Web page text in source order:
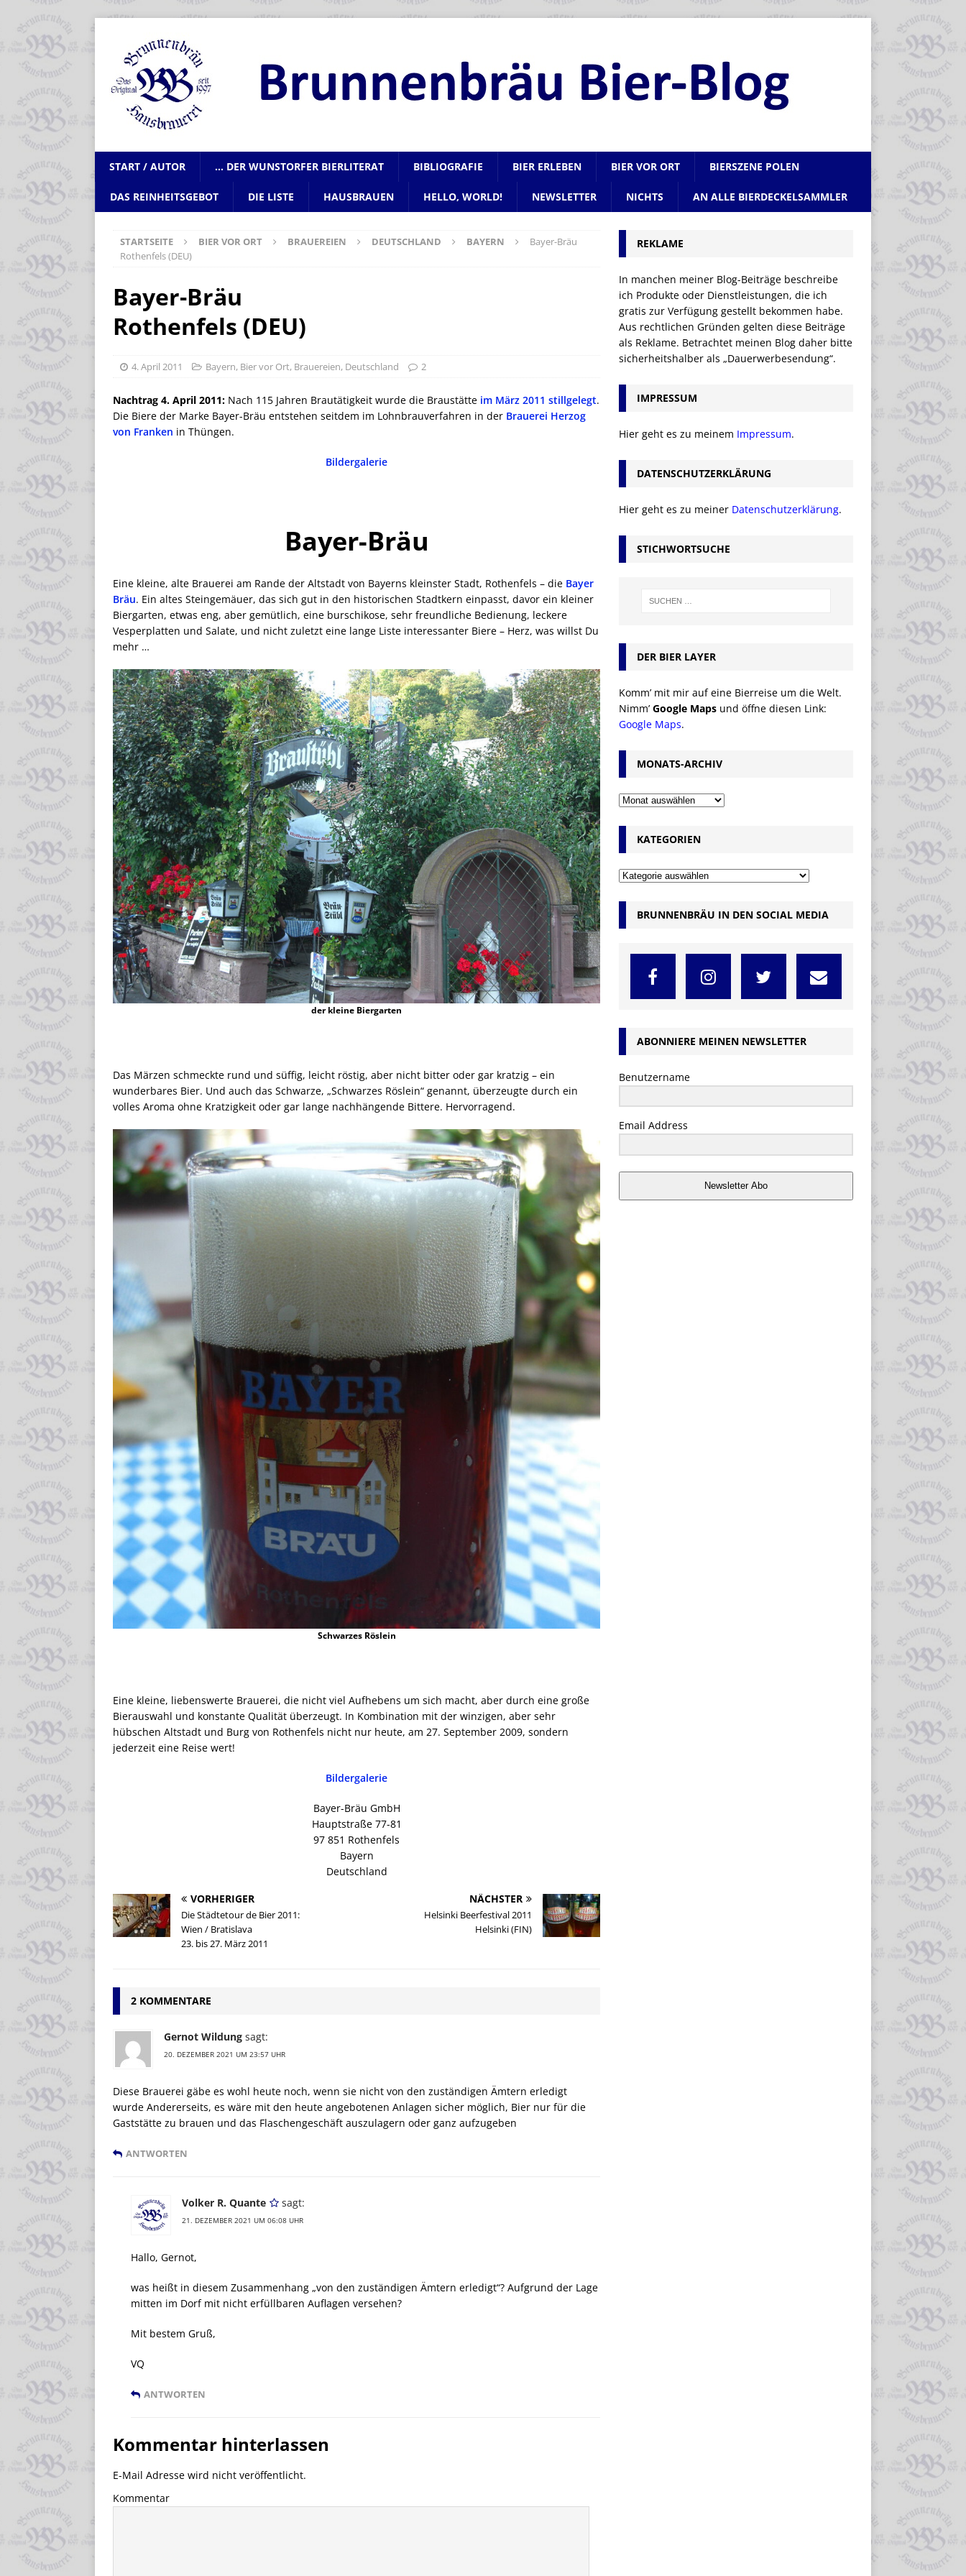
START / AUTOR … DER WUNSTORFER BIERLITERAT BIBLIOGRAFIE BIER ERLEBEN BIER VOR ORT BIERSZENE POLEN
DAS REINHEITSGEBOT DIE LISTE HAUSBRAUEN HELLO, WORLD! NEWSLETTER NICHTS AN ALLE BIERDECKELSAMMLER
STARTSEITE BIER VOR ORT BRAUEREIEN DEUTSCHLAND BAYERN
Bayer-Bräu
Rothenfels (DEU)
Bayer-Bräu
Rothenfels (DEU)
4. April 2011 Bayern, Bier vor Ort, Brauereien, Deutschland 2
Nachtrag 4. April 2011: Nach 115 Jahren Brautätigkeit wurde die Braustätte im März 2011 stillgelegt.
Die Biere der Marke Bayer-Bräu entstehen seitdem im Lohnbrauverfahren in der Brauerei Herzog
von Franken in Thüngen.
Bildergalerie
Bayer-Bräu
Eine kleine, alte Brauerei am Rande der Altstadt von Bayerns kleinster Stadt, Rothenfels – die Bayer
Bräu. Ein altes Steingemäuer, das sich gut in den historischen Stadtkern einpasst, davor ein kleiner
Biergarten, etwas eng, aber gemütlich, eine burschikose, sehr freundliche Bedienung, leckere
Vesperplatten und Salate, und nicht zuletzt eine lange Liste interessanter Biere – Herz, was willst Du
mehr …
der kleine Biergarten
Das Märzen schmeckte rund und süffig, leicht röstig, aber nicht bitter oder gar kratzig – ein
wunderbares Bier. Und auch das Schwarze, „Schwarzes Röslein“ genannt, überzeugte durch ein
volles Aroma ohne Kratzigkeit oder gar lange nachhängende Bittere. Hervorragend.
Schwarzes Röslein
Eine kleine, liebenswerte Brauerei, die nicht viel Aufhebens um sich macht, aber durch eine große
Bierauswahl und konstante Qualität überzeugt. In Kombination mit der winzigen, aber sehr
hübschen Altstadt und Burg von Rothenfels nicht nur heute, am 27. September 2009, sondern
jederzeit eine Reise wert!
Bildergalerie
Bayer-Bräu GmbH
Hauptstraße 77-81
97 851 Rothenfels
Bayern
Deutschland
VORHERIGER
Die Städtetour de Bier 2011:
Wien / Bratislava
23. bis 27. März 2011
NÄCHSTER
Helsinki Beerfestival 2011
Helsinki (FIN)
2 KOMMENTARE
Gernot Wildung sagt:
20. DEZEMBER 2021 UM 23:57 UHR
Diese Brauerei gäbe es wohl heute noch, wenn sie nicht von den zuständigen Ämtern erledigt
wurde Andererseits, es wäre mit den heute angebotenen Anlagen sicher möglich, Bier nur für die
Gaststätte zu brauen und das Flaschengeschäft auszulagern oder ganz aufzugeben
ANTWORTEN
Volker R. Quante sagt:
21. DEZEMBER 2021 UM 06:08 UHR
Hallo, Gernot,
was heißt in diesem Zusammenhang „von den zuständigen Ämtern erledigt“? Aufgrund der Lage
mitten im Dorf mit nicht erfüllbaren Auflagen versehen?
Mit bestem Gruß,
VQ
ANTWORTEN
Kommentar hinterlassen
E-Mail Adresse wird nicht veröffentlicht.
Kommentar
REKLAME
In manchen meiner Blog-Beiträge beschreibe
ich Produkte oder Dienstleistungen, die ich
gratis zur Verfügung gestellt bekommen habe.
Aus rechtlichen Gründen gelten diese Beiträge
als Reklame. Betrachtet meinen Blog daher bitte
sicherheitshalber als „Dauerwerbesendung“.
IMPRESSUM
Hier geht es zu meinem Impressum.
DATENSCHUTZERKLÄRUNG
Hier geht es zu meiner Datenschutzerklärung.
STICHWORTSUCHE
DER BIER LAYER
Komm’ mit mir auf eine Bierreise um die Welt.
Nimm’ Google Maps und öffne diesen Link:
Google Maps.
MONATS-ARCHIV
KATEGORIEN
BRUNNENBRÄU IN DEN SOCIAL MEDIA
ABONNIERE MEINEN NEWSLETTER
Benutzername
Email Address
Newsletter Abo